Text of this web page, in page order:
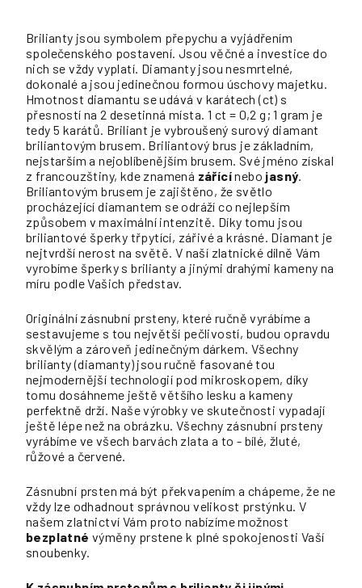
Brilianty jsou symbolem přepychu a vyjádřením
společenského postavení. Jsou věčné a investice do
nich se vždy vyplatí. Diamanty jsou nesmrtelné,
dokonalé a jsou jedinečnou formou úschovy majetku.
Hmotnost diamantu se udává v karátech (ct) s
přesností na 2 desetinná místa. 1 ct = 0,2 g; 1 gram je
tedy 5 karátů. Briliant je vybroušený surový diamant
briliantovým brusem. Briliantový brus je základním,
nejstarším a nejoblíbenějším brusem. Své jméno získal
z francouzštiny, kde znamená zářícínebo jasný.
Briliantovým brusem je zajištěno, že světlo
procházející diamantem se odráží co nejlepším
způsobem v maximální intenzitě. Díky tomu jsou
briliantové šperky třpytící, zářivé a krásné. Diamant je
nejtvrdší nerost na světě. V naší zlatnické dílně Vám
vyrobíme šperky s brilianty a jinými drahými kameny na
míru podle Vašich představ.
Originální zásnubní prsteny, které ručně vyrábíme a
sestavujeme s tou největší pečlivostí, budou opravdu
skvělým a zároveň jedinečným dárkem. Všechny
brilianty (diamanty) jsou ručně fasované tou
nejmodernější technologií pod mikroskopem, díky
tomu dosáhneme ještě většího lesku a kameny
perfektně drží. Naše výrobky ve skutečnosti vypadají
ještě lépe než na obrázku. Všechny zásnubní prsteny
vyrábíme ve všech barvách zlata a to - bílé, žluté,
růžové a červené.
Zásnubní prsten má být překvapením a chápeme, že ne
vždy lze odhadnout správnou velikost prstýnku. V
našem zlatnictví Vám proto nabízíme možnost
bezplatné výměny prstene k plné spokojenosti Vaší
snoubenky.